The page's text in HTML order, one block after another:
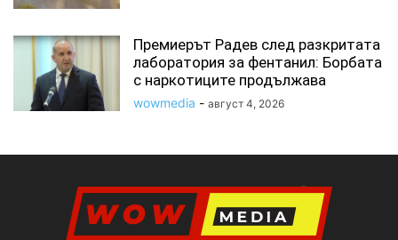
Премиерът Радев след разкритата
лаборатория за фентанил: Борбата
с наркотиците продължава
wowmedia - август 4, 2026